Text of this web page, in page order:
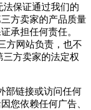
保证通过我们的
方卖家的产品质量
承担任何责任。
方网站负责，也不
三方卖家的法定权
部链接或访问任何
您依赖任何广告、